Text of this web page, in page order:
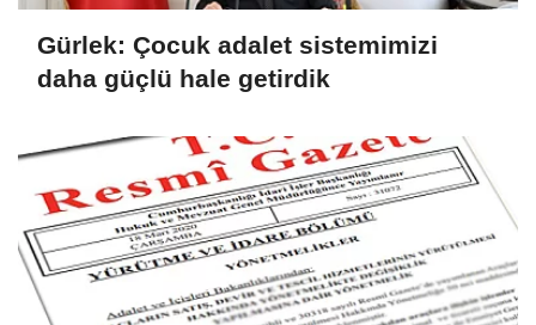
Gürlek: Çocuk adalet sistemimizi
daha güçlü hale getirdik